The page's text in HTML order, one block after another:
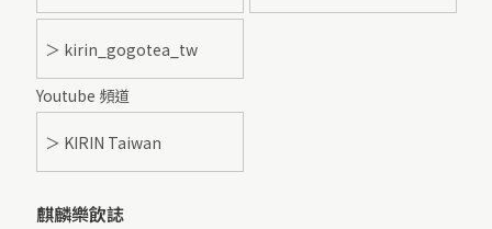
＞ kirin_gogotea_tw
Youtube 頻道
＞ KIRIN Taiwan
麒麟樂飲誌